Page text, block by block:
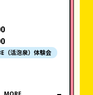
（活泡泉）体験会